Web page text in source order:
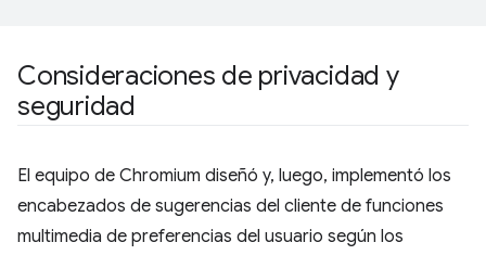
Consideraciones de privacidad y
seguridad
El equipo de Chromium diseñó y, luego, implementó los
encabezados de sugerencias del cliente de funciones
multimedia de preferencias del usuario según los